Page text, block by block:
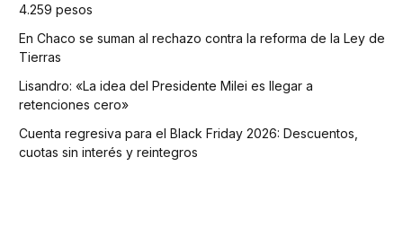
4.259 pesos
En Chaco se suman al rechazo contra la reforma de la Ley de
Tierras
Lisandro: «La idea del Presidente Milei es llegar a
retenciones cero»
Cuenta regresiva para el Black Friday 2026: Descuentos,
cuotas sin interés y reintegros